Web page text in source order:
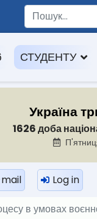
СТУДЕНТУ
Україна
1626 доба
Log in
в умовах